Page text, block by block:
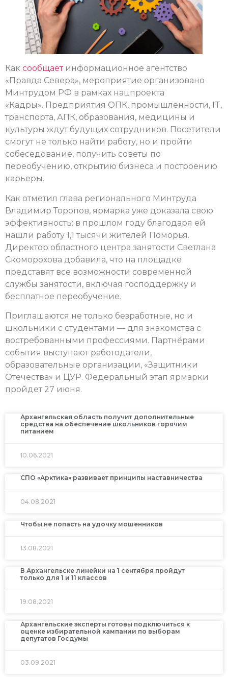
Как сообщаетинформационное агентство
«Правда Севера», мероприятие организовано
Минтрудом РФ в рамках нацпроекта
«Кадры». Предприятия ОПК, промышленности, IT,
транспорта, АПК, образования, медицины и
культуры ждут будущих сотрудников. Посетители
смогут не только найти работу, но и пройти
собеседование, получить советы по
переобучению, открытию бизнеса и построению
карьеры.
Как отметил глава регионального Минтруда
Владимир Торопов, ярмарка уже доказала свою
эффективность: в прошлом году благодаря ей
нашли работу 1,1 тысячи жителей Поморья.
Директор областного центра занятости Светлана
Скоморохова добавила, что на площадке
представят все возможности современной
службы занятости, включая господдержку и
бесплатное переобучение.
Приглашаются не только безработные, но и
школьники с студентами — для знакомства с
востребованными профессиями. Партнёрами
события выступают работодатели,
образовательные организации, «Защитники
Отечества» и ЦУР. Федеральный этап ярмарки
пройдет 27 июня.
Архангельская область получит дополнительные
средства на обеспечение школьников горячим
питанием
10.06.2021
СПО «Арктика» развивает принципы наставничества
04.08.2021
Чтобы не попасть на удочку мошенников
13.08.2021
В Архангельске линейки на 1 сентября пройдут
только для 1 и 11 классов
19.08.2021
Архангельские эксперты готовы подключиться к
оценке избирательной кампании по выборам
депутатов Госдумы
03.09.2021